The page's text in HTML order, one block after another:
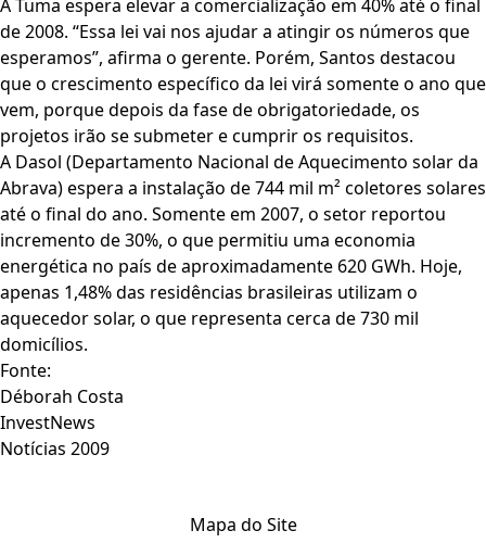
A Tuma espera elevar a comercialização em 40% até o final
de 2008. “Essa lei vai nos ajudar a atingir os números que
esperamos”, afirma o gerente. Porém, Santos destacou
que o crescimento específico da lei virá somente o ano que
vem, porque depois da fase de obrigatoriedade, os
projetos irão se submeter e cumprir os requisitos.
A Dasol (Departamento Nacional de Aquecimento solar da
Abrava) espera a instalação de 744 mil m² coletores solares
até o final do ano. Somente em 2007, o setor reportou
incremento de 30%, o que permitiu uma economia
energética no país de aproximadamente 620 GWh. Hoje,
apenas 1,48% das residências brasileiras utilizam o
aquecedor solar, o que representa cerca de 730 mil
domicílios.
Fonte:
Déborah Costa
InvestNews
Notícias 2009
Mapa do Site